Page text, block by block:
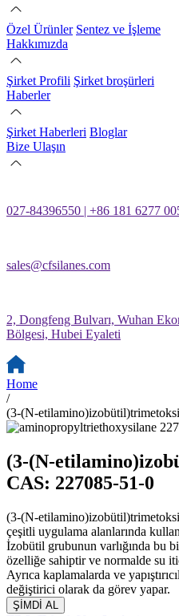
Özel Ürünler Sentez ve İşleme
Hakkımızda
Şirket Profili Şirket broşürleri
Haberler
Şirket Haberleri Bloglar
Bize Ulaşın
027-84396550 | +86 181 6277
sales@cfsilanes.com
2, Dongfeng Bulvarı, Wuhan
Bölgesi, Hubei Eyaleti
Home
/
(3-(N-
(3-(N-
CAS: 227085-51-0
(3-(N-
çeşitli uygulama alanlarında
İzobütil grubunun varlığında bu
özelliğe sahiptir ve normalde su
Ayrıca kaplamalarda ve
değiştirici olarak da görev yapar.
ŞİMDİ AL